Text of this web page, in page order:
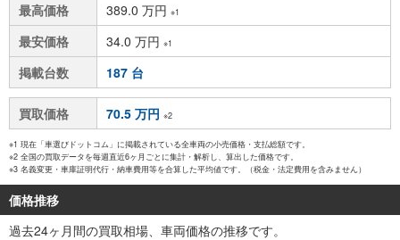
最高価格 389.0 万円 ※1
最安価格 34.0 万円 ※1
掲載台数 187 台
買取価格 70.5 万円 ※2
※1 現在「車選びドットコム」に掲載されている全車両の小売価格・支払総額です。
※2 全国の買取データを毎週直近6ヶ月ごとに集計・解析し、算出した価格です。
※3 名義変更・車庫証明代行・納車費用等を合算した平均値です。（税金・法定費用を含みません）
価格推移
過去24ヶ月間の買取相場、車両価格の推移です。